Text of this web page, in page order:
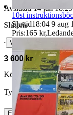
Avslutad 14 jun 18:29
Slutpris
∙ Visa bud
3 600 kr
Köparskydd är valfritt
Tyler-Durden vann
Endast avhämtning
10st
Sluttid18:04 9 aug
Pris:165 kr,